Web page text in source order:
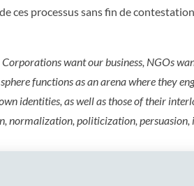
ces processus sans fin de
want our business, NGOs
functions as an arena where they
identities, as well as those of their
normalization, politicization, persuasion,